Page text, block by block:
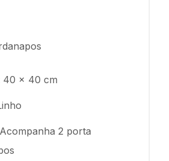
40 x 40 cm
Acompanha 2 porta